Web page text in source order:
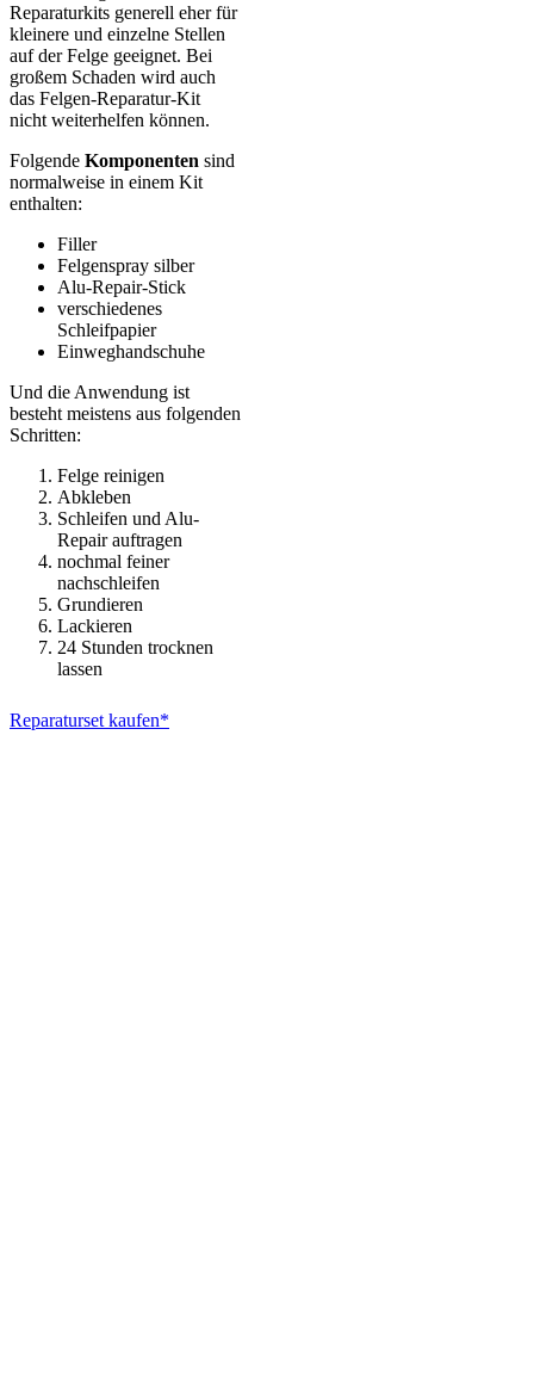
Reparaturkits generell eher für
kleinere und einzelne Stellen
auf der Felge geeignet. Bei
großem Schaden wird auch
das Felgen-Reparatur-Kit
nicht weiterhelfen können.
Folgende Komponenten sind
normalweise in einem Kit
enthalten:
Filler
Felgenspray silber
Alu-Repair-Stick
verschiedenes
Schleifpapier
Einweghandschuhe
Und die Anwendung ist
besteht meistens aus folgenden
Schritten:
Felge reinigen
Abkleben
Schleifen und Alu-
Repair auftragen
nochmal feiner
nachschleifen
Grundieren
Lackieren
24 Stunden trocknen
lassen
Reparaturset kaufen*